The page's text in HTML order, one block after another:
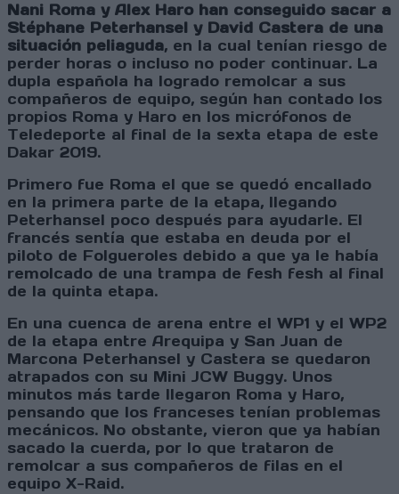
Nani Roma y Alex Haro han conseguido sacar a
Stéphane Peterhansel y David Castera de una
situación peliaguda, en la cual tenían riesgo de
perder horas o incluso no poder continuar. La
dupla española ha logrado remolcar a sus
compañeros de equipo, según han contado los
propios Roma y Haro en los micrófonos de
Teledeporte al final de la sexta etapa de este
Dakar 2019.
Primero fue Roma el que se quedó encallado
en la primera parte de la etapa, llegando
Peterhansel poco después para ayudarle. El
francés sentía que estaba en deuda por el
piloto de Folgueroles debido a que ya le había
remolcado de una trampa de fesh fesh al final
de la quinta etapa.
En una cuenca de arena entre el WP1 y el WP2
de la etapa entre Arequipa y San Juan de
Marcona Peterhansel y Castera se quedaron
atrapados con su Mini JCW Buggy. Unos
minutos más tarde llegaron Roma y Haro,
pensando que los franceses tenían problemas
mecánicos. No obstante, vieron que ya habían
sacado la cuerda, por lo que trataron de
remolcar a sus compañeros de filas en el
equipo X-Raid.